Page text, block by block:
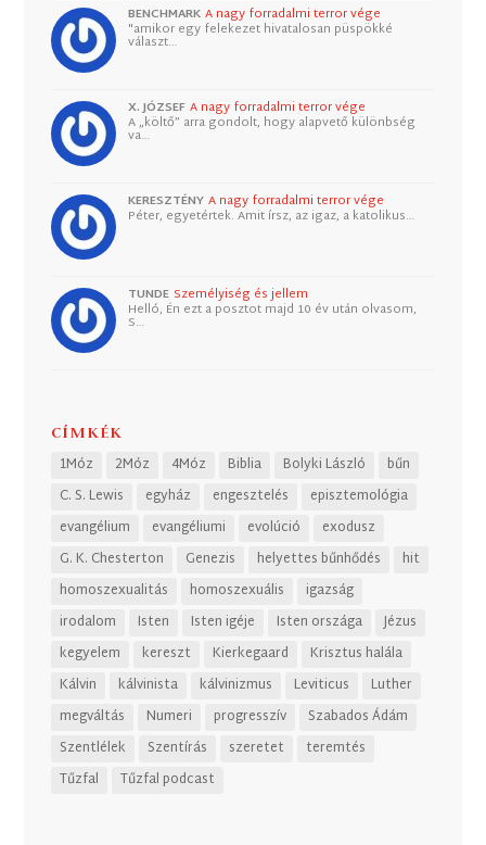
BENCHMARK A nagy forradalmi terror vége
"amikor egy felekezet hivatalosan püspökké
választ…
X. JÓZSEF A nagy forradalmi terror vége
A „költő” arra gondolt, hogy alapvető különbség
va…
KERESZTÉNY A nagy forradalmi terror vége
Péter, egyetértek. Amit írsz, az igaz, a katolikus…
TUNDE Személyiség és jellem
Helló, Én ezt a posztot majd 10 év után olvasom,
S…
CÍMKÉK
1Móz 2Móz 4Móz Biblia Bolyki László
bűn
C. S. Lewis
egyház engesztelés
episztemológia
evangélium
evangéliumi evolúció
exodusz
G. K. Chesterton
Genezis helyettes bűnhődés
hit
homoszexualitás
homoszexuális
igazság
irodalom
Isten Isten igéje Isten országa
Jézus
kegyelem
kereszt Kierkegaard
Krisztus halála
Kálvin
kálvinista kálvinizmus Leviticus
Luther
megváltás
Numeri progresszív
Szabados Ádám
Szentlélek
Szentírás szeretet
teremtés
Tűzfal
Tűzfal podcast